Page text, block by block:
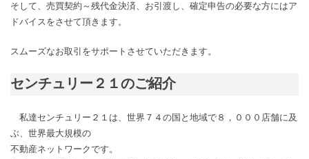
そして、売買契約～残代金決済、お引渡し、確定申告の必要な方にはア
ドバイスをさせて頂きます。
スムーズなお取引をサポートさせていただきます。
センチュリー２１のご紹介
私達センチュリー２１は、世界７４の国と地域で８，０００店舗に及
ぶ、世界最大規模の
不動産ネットワークです。